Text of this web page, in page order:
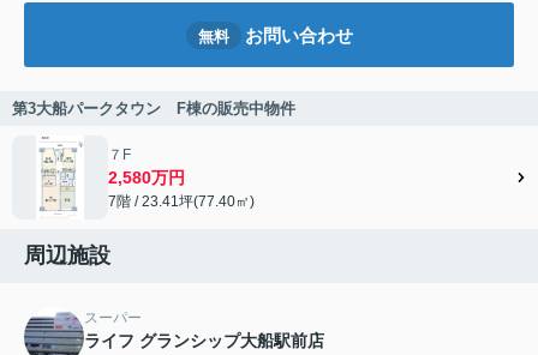
無料 お問い合わせ
第3大船パークタウン F棟の販売中物件
７F
2,580万円
7階 / 23.41坪(77.40㎡)
周辺施設
スーパー
ライフ グランシップ大船駅前店